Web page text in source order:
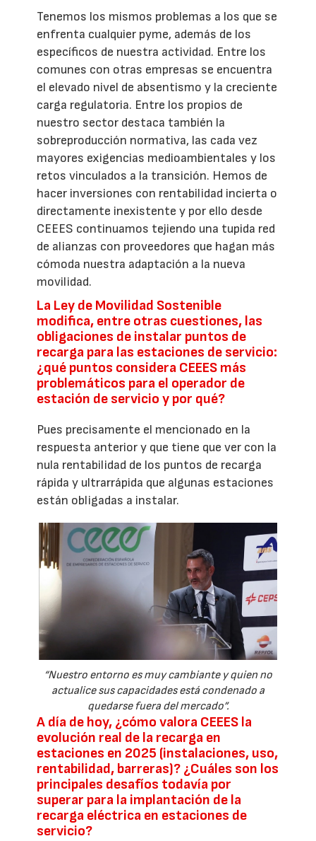
Tenemos los mismos problemas a los que se
enfrenta cualquier pyme, además de los
específicos de nuestra actividad. Entre los
comunes con otras empresas se encuentra
el elevado nivel de absentismo y la creciente
carga regulatoria. Entre los propios de
nuestro sector destaca también la
sobreproducción normativa, las cada vez
mayores exigencias medioambientales y los
retos vinculados a la transición. Hemos de
hacer inversiones con rentabilidad incierta o
directamente inexistente y por ello desde
CEEES continuamos tejiendo una tupida red
de alianzas con proveedores que hagan más
cómoda nuestra adaptación a la nueva
movilidad.
La Ley de Movilidad Sostenible
modifica, entre otras cuestiones, las
obligaciones de instalar puntos de
recarga para las estaciones de servicio:
¿qué puntos considera CEEES más
problemáticos para el operador de
estación de servicio y por qué?
Pues precisamente el mencionado en la
respuesta anterior y que tiene que ver con la
nula rentabilidad de los puntos de recarga
rápida y ultrarrápida que algunas estaciones
están obligadas a instalar.
“Nuestro entorno es muy cambiante y quien no
actualice sus capacidades está condenado a
quedarse fuera del mercado”.
A día de hoy, ¿cómo valora CEEES la
evolución real de la recarga en
estaciones en 2025 (instalaciones, uso,
rentabilidad, barreras)? ¿Cuáles son los
principales desafíos todavía por
superar para la implantación de la
recarga eléctrica en estaciones de
servicio?